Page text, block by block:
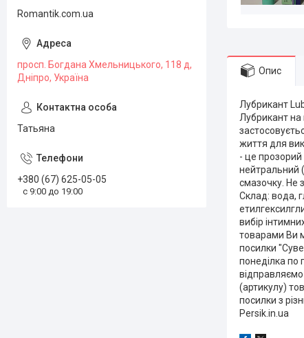
Опис
Лубрикант
Лубрикант на
життя для
- це прозорий
нейтральний
смазочку. Не
Склад: вода,
вибір
товарами Ви
посилки
понеділка по
(артикулу)
посилки з
Persik.in.ua
Romantik.com.ua
просп. Богдана Хмельницького, 118 д,
Дніпро, Україна
Татьяна
+380 (67) 625-05-05
с 9:00 до 19:00